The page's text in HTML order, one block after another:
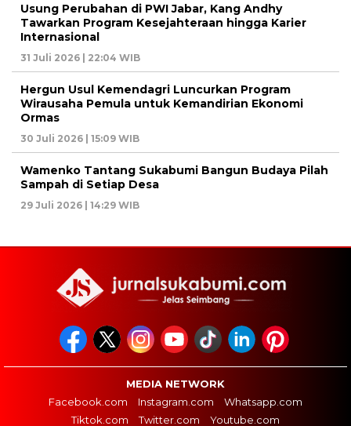
Usung Perubahan di PWI Jabar, Kang Andhy
Tawarkan Program Kesejahteraan hingga Karier
Internasional
31 Juli 2026 | 22:04 WIB
Hergun Usul Kemendagri Luncurkan Program
Wirausaha Pemula untuk Kemandirian Ekonomi
Ormas
30 Juli 2026 | 15:09 WIB
Wamenko Tantang Sukabumi Bangun Budaya Pilah
Sampah di Setiap Desa
29 Juli 2026 | 14:29 WIB
MEDIA NETWORK
Facebook.com
Instagram.com
Whatsapp.com
Tiktok.com
Twitter.com Youtube.com